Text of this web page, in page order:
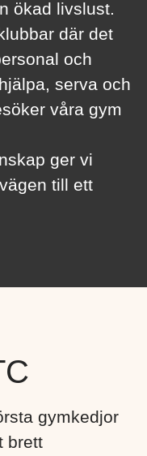
ökad livslust.
där det
och
serva och
våra gym
ger vi
till ett
gymkedjor
brett